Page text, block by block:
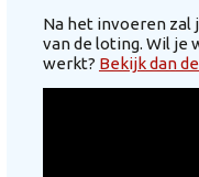
Na het invoeren zal
van de loting. Wil je
werkt? Bekijk dan